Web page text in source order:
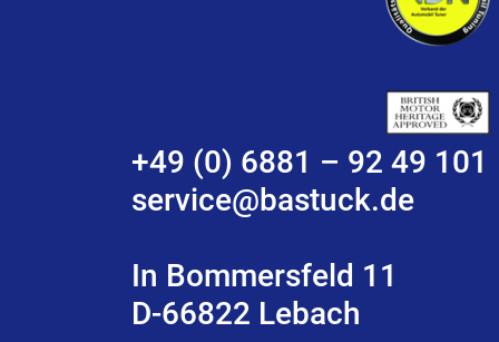
+49 (0) 6881 – 92 49 101
service@bastuck.de
In Bommersfeld 11
D-66822 Lebach